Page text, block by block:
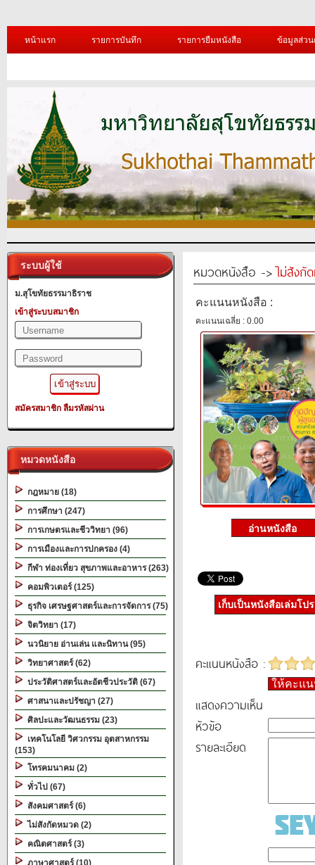
หน้าแรก รายการบันทึก รายการยืมหนังสือ ข้อมูลส่ว
ระบบผู้ใช้
ม.สุโขทัยธรรมาธิราช
เข้าสู่ระบบสมาชิก
สมัครสมาชิก ลืมรหัสผ่าน
หมวดหนังสือ
กฎหมาย (18)
การศึกษา (247)
การเกษตรและชีววิทยา (96)
การเมืองและการปกครอง (4)
กีฬา ท่องเที่ยว สุขภาพและอาหาร (263)
คอมพิวเตอร์ (125)
ธุรกิจ เศรษฐศาสตร์และการจัดการ (75)
จิตวิทยา (17)
นวนิยาย อ่านเล่น และนิทาน (95)
วิทยาศาสตร์ (62)
ประวัติศาสตร์และอัตชีวประวัติ (67)
ศาสนาและปรัชญา (27)
ศิลปะและวัฒนธรรม (23)
เทคโนโลยี วิศวกรรม อุตสาหกรรม
(153)
โทรคมนาคม (2)
ทั่วไป (67)
สังคมศาสตร์ (6)
ไม่สังกัดหมวด (2)
คณิตศาสตร์ (3)
ภาษาศาสตร์ (10)
หมวดหนังสือ ->ไม่สังกั
คะแนนหนังสือ :
คะแนนเฉลี่ย : 0.00
เก็บเป็นหนังสือเล่มโป
คะแนนหนังสือ :
ให้คะแ
แสดงความเห็น
หัวข้อ
รายละเอียด